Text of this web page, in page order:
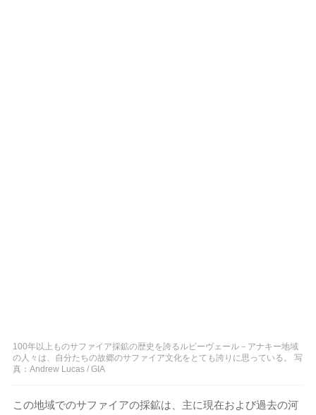
100年以上ものサファイア採鉱の歴史を誇るルビーヴェール－アナキー地域
の人々は、自分たちの故郷のサファイア文化をとても誇りに思っている。 写
真：Andrew Lucas / GIA
この地域でのサファイアの採鉱は、主に現在および過去の河